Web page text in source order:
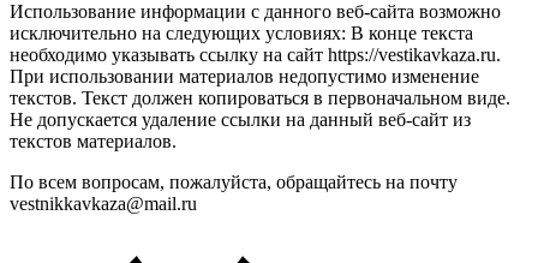
Использование информации с данного веб-сайта возможно
исключительно на следующих условиях: В конце текста
необходимо указывать ссылку на сайт https://vestikavkaza.ru.
При использовании материалов недопустимо изменение
текстов. Текст должен копироваться в первоначальном виде.
Не допускается удаление ссылки на данный веб-сайт из
текстов материалов.
По всем вопросам, пожалуйста, обращайтесь на почту
vestnikkavkaza@mail.ru